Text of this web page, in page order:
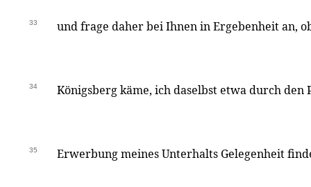
33 und frage daher bei Ihnen in Ergebenheit an,
34 Königsberg käme, ich daselbst etwa durch
35 Erwerbung meines Unterhalts Gelegenheit